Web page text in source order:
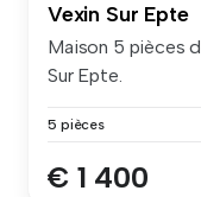
Vexin Sur Epte
Maison 5 pièces
Sur Epte.
5 pièces
€ 1 400